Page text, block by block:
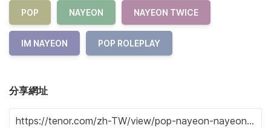
POP NAYEON NAYEON TWICE
IM NAYEON POP ROLEPLAY
分享網址